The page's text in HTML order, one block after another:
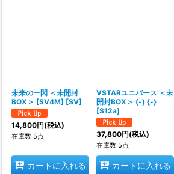
未来の一閃 ＜未開封
BOX＞ [SV4M] [SV]
14,800円(税込)
在庫数 5点
カートに入れる
VSTARユニバース ＜未
開封BOX＞ (-) {-}
[S12a]
37,800円(税込)
在庫数 5点
カートに入れる